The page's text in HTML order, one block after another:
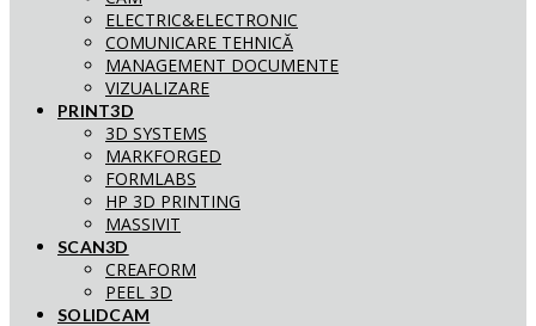
ELECTRIC&ELECTRONIC
COMUNICARE TEHNICĂ
MANAGEMENT DOCUMENTE
VIZUALIZARE
PRINT3D
3D SYSTEMS
MARKFORGED
FORMLABS
HP 3D PRINTING
MASSIVIT
SCAN3D
CREAFORM
PEEL 3D
SOLIDCAM